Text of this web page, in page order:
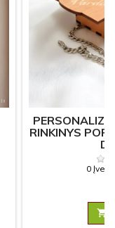
RINKINYS
0
